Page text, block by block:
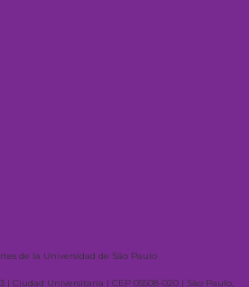
de la Universidad de São Paulo
| Ciudad Universitaria | CEP 05508-020 | São Paulo,